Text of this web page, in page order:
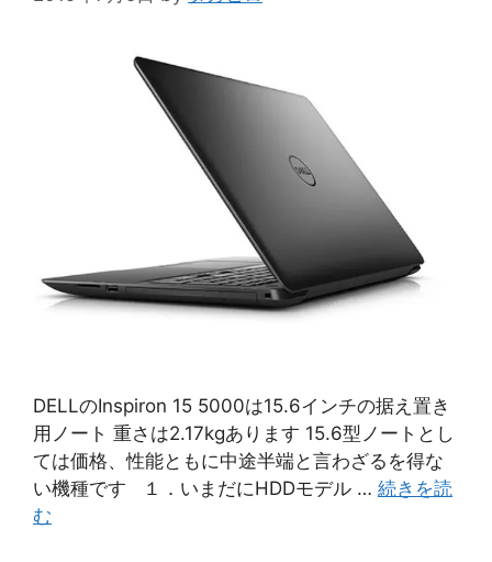
DELLのInspiron 15 5000は15.6インチの据え置き
用ノート 重さは2.17kgあります 15.6型ノートとし
ては価格、性能ともに中途半端と言わざるを得な
い機種です １．いまだにHDDモデル … 続きを読
む